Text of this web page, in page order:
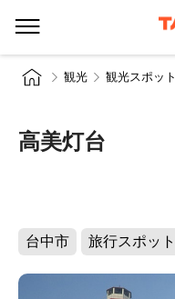
観光 観光スポット
高美灯台
台中市 旅行スポット